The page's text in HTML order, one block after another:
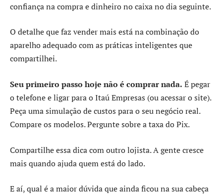
confiança na compra e dinheiro no caixa no dia seguinte.
O detalhe que faz vender mais está na combinação do
aparelho adequado com as práticas inteligentes que
compartilhei.
Seu primeiro passo hoje não é comprar nada. É pegar
o telefone e ligar para o Itaú Empresas (ou acessar o site).
Peça uma simulação de custos para o seu negócio real.
Compare os modelos. Pergunte sobre a taxa do Pix.
Compartilhe essa dica com outro lojista. A gente cresce
mais quando ajuda quem está do lado.
E aí, qual é a maior dúvida que ainda ficou na sua cabeça